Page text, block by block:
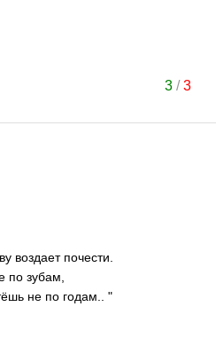
3/3
воздает почести.
по зубам,
не по годам.. "